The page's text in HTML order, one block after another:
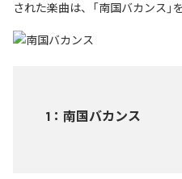
された楽曲は、「南国バカンス」
1 ： 南国バカンス